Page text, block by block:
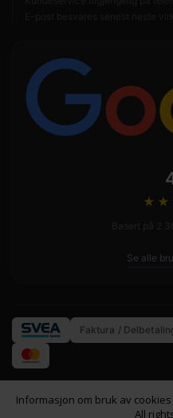
Se alle
Faktura /
Informasjon om bruk av cookies
All